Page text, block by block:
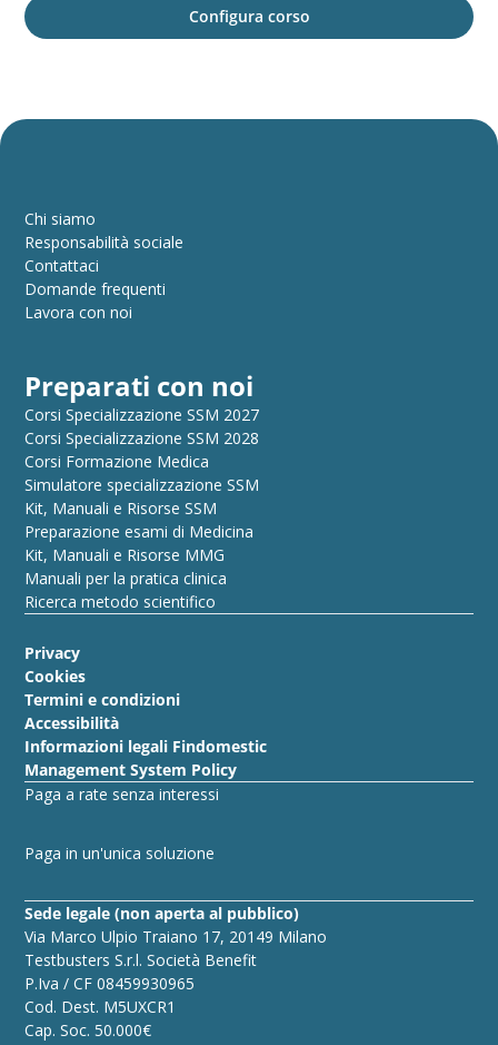
Configura corso
Chi siamo
Responsabilità sociale
Contattaci
Domande frequenti
Lavora con noi
Preparati con noi
Corsi Specializzazione SSM 2027
Corsi Specializzazione SSM 2028
Corsi Formazione Medica
Simulatore specializzazione SSM
Kit, Manuali e Risorse SSM
Preparazione esami di Medicina
Kit, Manuali e Risorse MMG
Manuali per la pratica clinica
Ricerca metodo scientifico
Privacy
Cookies
Termini e condizioni
Accessibilità
Informazioni legali Findomestic
Management System Policy
Paga a rate senza interessi
Paga in un'unica soluzione
Sede legale (non aperta al pubblico)
Via Marco Ulpio Traiano 17, 20149 Milano
Testbusters S.r.l. Società Benefit
P.Iva / CF 08459930965
Cod. Dest. M5UXCR1
Cap. Soc. 50.000€